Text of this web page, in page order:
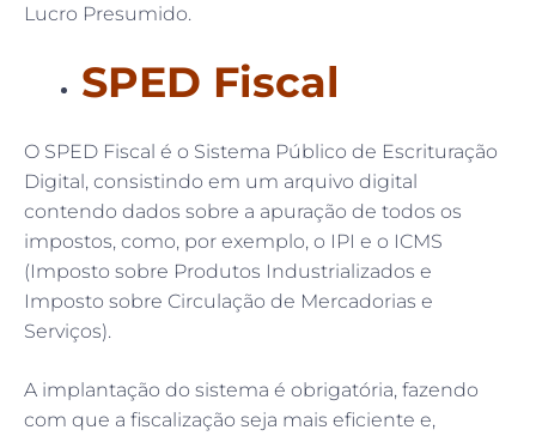
Lucro Presumido.
SPED Fiscal
O SPED Fiscal é o Sistema Público de Escrituração
Digital, consistindo em um arquivo digital
contendo dados sobre a apuração de todos os
impostos, como, por exemplo, o IPI e o ICMS
(Imposto sobre Produtos Industrializados e
Imposto sobre Circulação de Mercadorias e
Serviços).
A implantação do sistema é obrigatória, fazendo
com que a fiscalização seja mais eficiente e,